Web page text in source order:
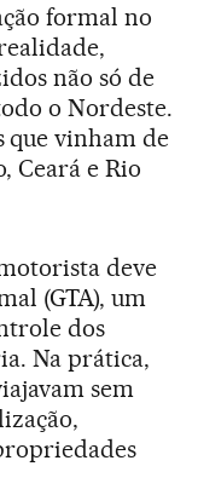
formal no
não só de
o Nordeste.
que vinham de
Ceará e Rio
deve
(GTA), um
dos
Na prática,
sem